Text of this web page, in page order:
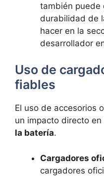
también puede
durabilidad de
hacer en la
desarrollador
Uso de
fiables
El uso de accesorios
un impacto directo en
la batería.
Cargadores
cargadores